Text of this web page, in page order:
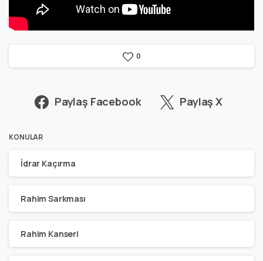
0
Paylaş Facebook Paylaş X
KONULAR
İdrar Kaçırma
Rahim Sarkması
Rahim Kanseri